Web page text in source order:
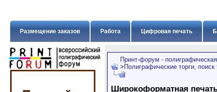
Цифровая печать
Работа
Размещение заказов
Принт-форум -
> Полиграфические торги,
Широкоформатная